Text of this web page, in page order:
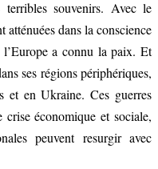
souvenirs. Avec le
atténuées dans la conscience
a connu la paix. Et
ses régions périphériques,
et en Ukraine. Ces guerres
économique et sociale,
peuvent resurgir avec